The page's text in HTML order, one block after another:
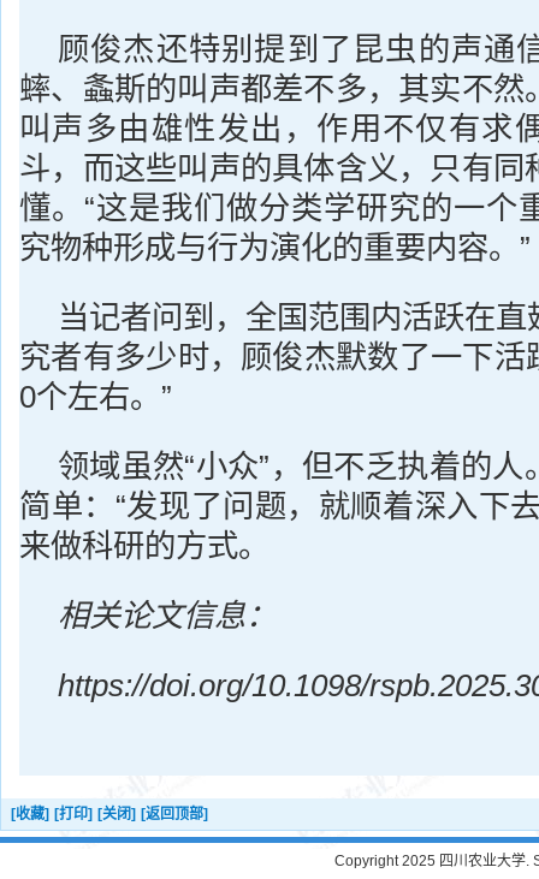
顾俊杰还特别提到了昆虫的声通
蟀、螽斯的叫声都差不多，其实不然
叫声多由雄性发出，作用不仅有求
斗，而这些叫声的具体含义，只有同
懂。“这是我们做分类学研究的一个
究物种形成与行为演化的重要内容。”
当记者问到，全国范围内活跃在
究者有多少时，顾俊杰默数了一下活
0个左右。”
领域虽然“小众”，但不乏执着的
简单：“发现了问题，就顺着深入下
来做科研的方式。
相关论文信息：
https://doi.org/10.1098/
[收藏] [打印] [关闭] [返回顶部]
Copyright 2025 四川农业大学.